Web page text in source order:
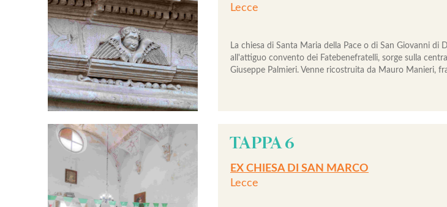
Lecce
La chiesa di Santa Maria della Pace o di San Giovanni di
all'attiguo convento dei Fatebenefratelli, sorge sulla
Giuseppe Palmieri. Venne ricostruita da Mauro Manieri,
TAPPA 6
EX CHIESA DI SAN MARCO
Lecce